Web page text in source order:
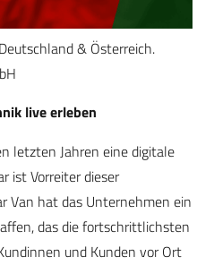
& Österreich.
live erleben
letzten Jahren eine digitale
ist Vorreiter dieser
Van hat das Unternehmen ein
das die fortschrittlichsten
und Kunden vor Ort